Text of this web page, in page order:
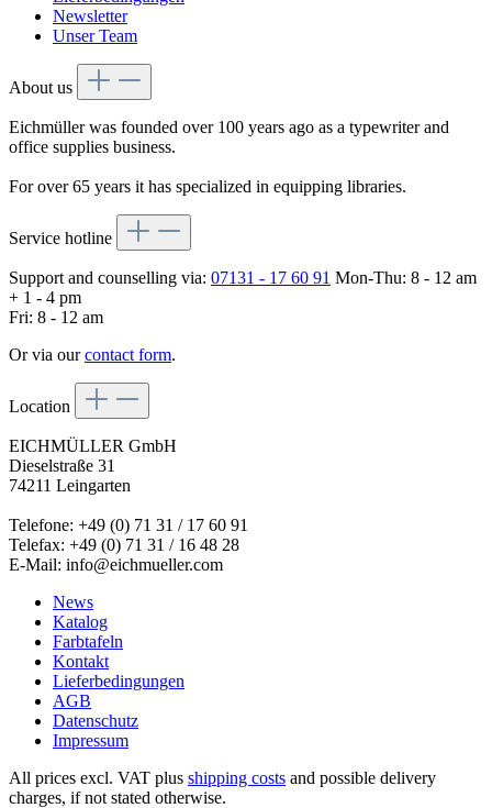
Newsletter
Unser Team
About us
Eichmüller was founded over 100 years ago as a typewriter and
office supplies business.
For over 65 years it has specialized in equipping libraries.
Service hotline
Support and counselling via: 07131 - 17 60 91 Mon-Thu: 8 - 12 am
+ 1 - 4 pm
Fri: 8 - 12 am
Or via ourcontact form.
Location
EICHMÜLLER GmbH
Dieselstraße 31
74211 Leingarten
Telefone: +49 (0) 71 31 / 17 60 91
Telefax: +49 (0) 71 31 / 16 48 28
E-Mail: info@eichmueller.com
News
Katalog
Farbtafeln
Kontakt
Lieferbedingungen
AGB
Datenschutz
Impressum
All prices excl. VAT plus shipping costs and possible delivery
charges, if not stated otherwise.